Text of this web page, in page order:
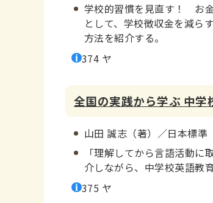
学校的習慣を見直す！ お
として、学校徴収金を減ら
方法を紹介する。
374 ヤ
全国の実践から学ぶ 中学
山田 誠志（著）／日本標準
「理解してから言語活動
介しながら、中学校英語教
375 ヤ